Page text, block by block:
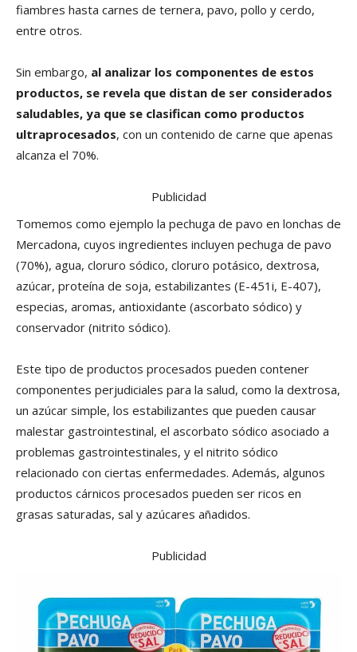
fiambres hasta carnes de ternera, pavo, pollo y cerdo,
entre otros.
Sin embargo, al analizar los componentes de estos
productos, se revela que distan de ser considerados
saludables, ya que se clasifican como productos
ultraprocesados, con un contenido de carne que apenas
alcanza el 70%.
Publicidad
Tomemos como ejemplo la pechuga de pavo en lonchas de
Mercadona, cuyos ingredientes incluyen pechuga de pavo
(70%), agua, cloruro sódico, cloruro potásico, dextrosa,
azúcar, proteína de soja, estabilizantes (E-451i, E-407),
especias, aromas, antioxidante (ascorbato sódico) y
conservador (nitrito sódico).
Este tipo de productos procesados pueden contener
componentes perjudiciales para la salud, como la dextrosa,
un azúcar simple, los estabilizantes que pueden causar
malestar gastrointestinal, el ascorbato sódico asociado a
problemas gastrointestinales, y el nitrito sódico
relacionado con ciertas enfermedades. Además, algunos
productos cárnicos procesados pueden ser ricos en
grasas saturadas, sal y azúcares añadidos.
Publicidad